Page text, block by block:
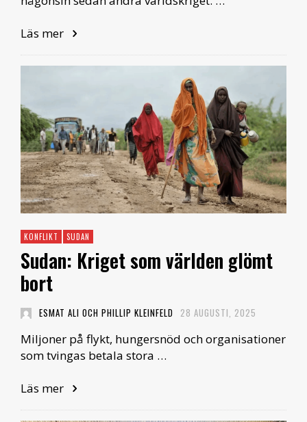
Läs mer
KONFLIKT SUDAN
Sudan: Kriget som världen glömt
bort
ESMAT ALI OCH PHILLIP KLEINFELD 28 AUGUSTI, 2025
Miljoner på flykt, hungersnöd och organisationer
som tvingas betala stora …
Läs mer